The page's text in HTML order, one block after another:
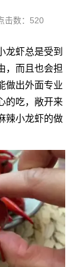
击数：520
龙虾总是受到
，而且也会担
做出外面专业
的吃，敞开来
辣小龙虾的做